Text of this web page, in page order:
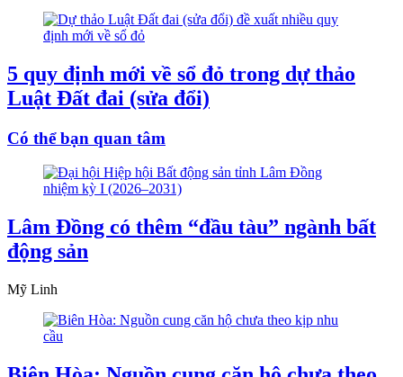
5 quy định mới về sổ đỏ trong dự thảo
Luật Đất đai (sửa đổi)
Có thể bạn quan tâm
Lâm Đồng có thêm “đầu tàu” ngành bất
động sản
Mỹ Linh